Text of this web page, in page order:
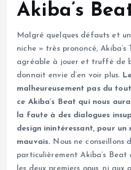
Akiba’s
Malgré quelques défauts et
niche » très prononcé,
agréable à jouer et truffé de
donnait envie d’en voir plus.
malheureusement pas du
ce Akiba’s Beat qui nous
la faute à des dialogues
design inintéressant, pour
mauvais. Nous ne conseillons
particulièrement Akiba’s Beat